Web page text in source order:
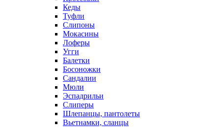
Кеды
Туфли
Слипоны
Мокасины
Лоферы
Угги
Балетки
Босоножки
Сандалии
Мюли
Эспадрильи
Слиперы
Шлепанцы, пантолеты
Вьетнамки, сланцы